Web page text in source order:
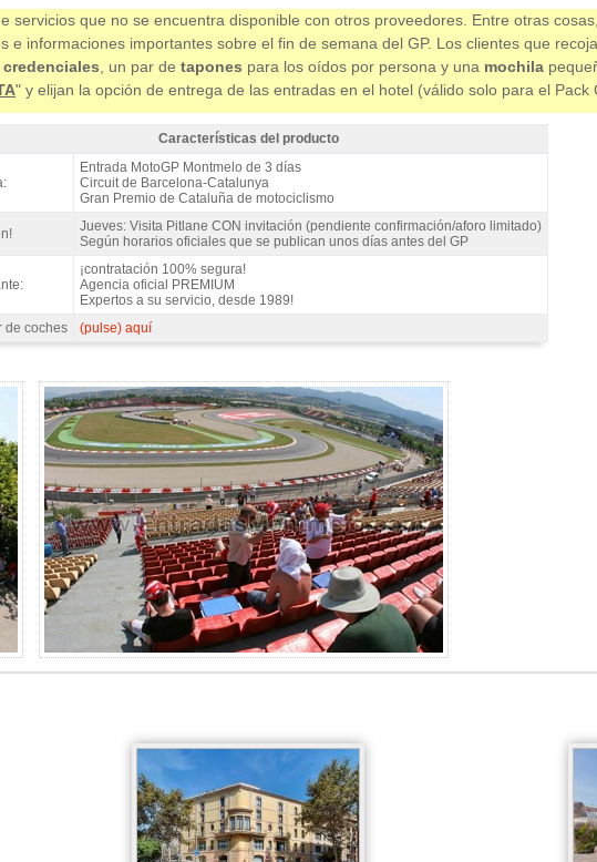
servicios que no se encuentra disponible con otros proveedores. Entre otras
informaciones importantes sobre el fin de semana del GP. Los clientes que
, un par de tapones para los oídos por persona y una mochila
" y elijan la opción de entrega de las entradas en el hotel (válido solo para el Pack
Tribuna B, GP Catalunya 2027 - Características del producto
Características del producto
Entrada MotoGP Montmelo de 3 días
Circuit de Barcelona-Catalunya
Gran Premio de Cataluña de motociclismo
Jueves: Visita Pitlane CON invitación (pendiente confirmación/aforo limitado)
Según horarios oficiales que se publican unos días antes del GP
¡contratación 100% segura!
Agencia oficial PREMIUM
Expertos a su servicio, desde 1989!
de coches
(pulse) aquí